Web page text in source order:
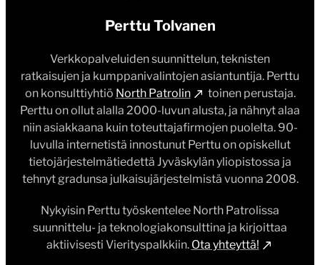
Perttu Tolvanen
Verkkopalveluiden suunnittelun, teknisten
ratkaisujen ja kumppanivalintojen asiantuntija. Perttu
on konsulttiyhtiö North Patrolin
toinen perustaja.
Perttu on ollut alalla 2000-luvun alusta, ja nähnyt alaa
niin asiakkaana kuin toteuttajafirmojen puolelta. 90-
luvulla internetistä innostunut Perttu on opiskellut
tietojärjestelmätiedettä Jyväskylän yliopistossa ja
tehnyt gradunsa julkaisujärjestelmistä vuonna 2008.
Nykyisin Perttu työskentelee North Patrolissa
suunnittelu- ja teknologiakonsulttina ja kirjoittaa
aktiivisesti Vierityspalkkiin. Ota yhteyttä!